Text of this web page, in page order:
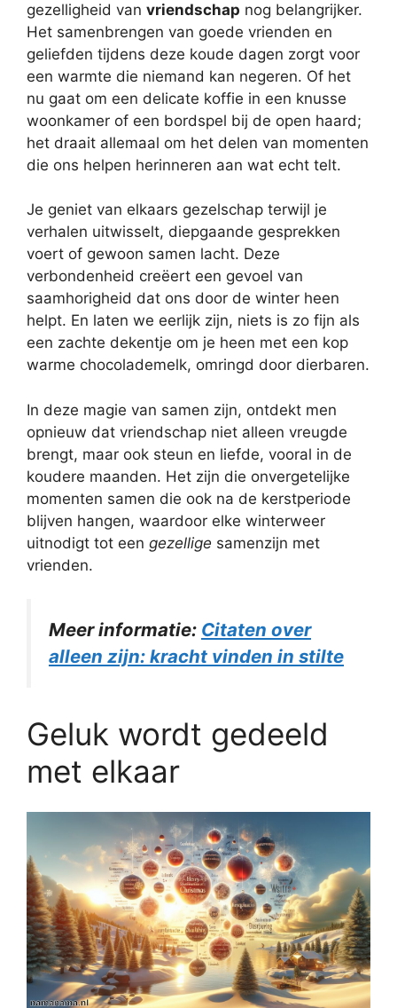
gezelligheid van vriendschap nog belangrijker.
Het samenbrengen van goede vrienden en
geliefden tijdens deze koude dagen zorgt voor
een warmte die niemand kan negeren. Of het
nu gaat om een delicate koffie in een knusse
woonkamer of een bordspel bij de open haard;
het draait allemaal om het delen van momenten
die ons helpen herinneren aan wat echt telt.
Je geniet van elkaars gezelschap terwijl je
verhalen uitwisselt, diepgaande gesprekken
voert of gewoon samen lacht. Deze
verbondenheid creëert een gevoel van
saamhorigheid dat ons door de winter heen
helpt. En laten we eerlijk zijn, niets is zo fijn als
een zachte dekentje om je heen met een kop
warme chocolademelk, omringd door dierbaren.
In deze magie van samen zijn, ontdekt men
opnieuw dat vriendschap niet alleen vreugde
brengt, maar ook steun en liefde, vooral in de
koudere maanden. Het zijn die onvergetelijke
momenten samen die ook na de kerstperiode
blijven hangen, waardoor elke winterweer
uitnodigt tot een gezellige samenzijn met
vrienden.
Meer informatie: Citaten over
alleen zijn: kracht vinden in stilte
Geluk wordt gedeeld
met elkaar